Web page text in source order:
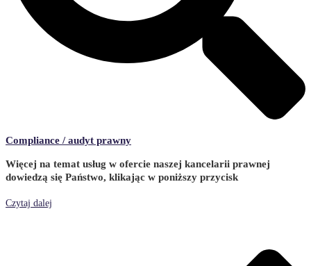
Compliance / audyt prawny
Więcej na temat usług w ofercie naszej kancelarii prawnej
dowiedzą się Państwo, klikając w poniższy przycisk
Czytaj dalej